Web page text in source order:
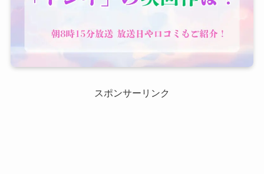
スポンサーリンク